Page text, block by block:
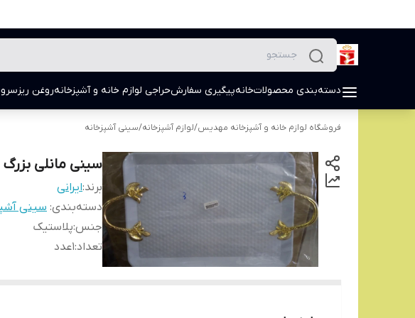
دسته‌بندی محصولاتخانهپیگیری سفارشحراجی لوازم خانه و آشپزخانهروغن ریز
فروشگاه لوازم خانه و آشپزخانه مهدیس/لوازم آشپزخانه/سینی آشپزخانه
سینی مانلی بزرگ
برند:ایرانی
دسته‌بندی: سینی
جنس:پلاستیک
تعداد:1عدد